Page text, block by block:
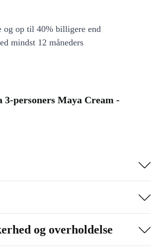
og op til 40% billigere end
mindst 12 måneders
personers Maya Cream -
og overholdelse